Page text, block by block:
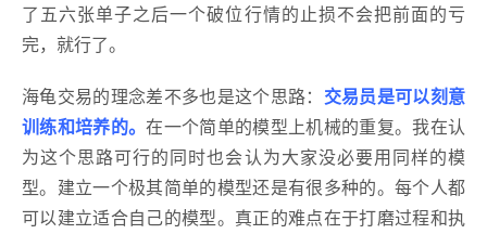
了五六张单子之后一个破位行情的止损不会把前面的亏
完，就行了。
海龟交易的理念差不多也是这个思路： 交易员是可以刻意
训练和培养的。在一个简单的模型上机械的重复。我在认
为这个思路可行的同时也会认为大家没必要用同样的模
型。建立一个极其简单的模型还是有很多种的。每个人都
可以建立适合自己的模型。真正的难点在于打磨过程和执